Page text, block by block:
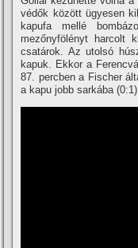
védők között ügyesen
kapufa mellé
mezőnyfölényt harcolt
csatárok. Az utolsó
kapuk. Ekkor a
87. percben a Fischer
a kapu jobb sarkába